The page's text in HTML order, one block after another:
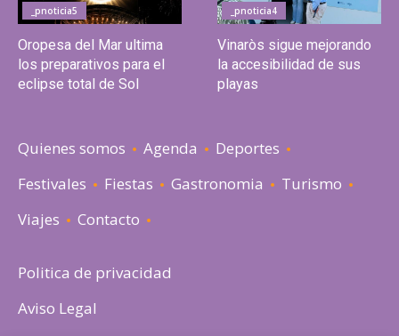
_pnoticia5
Oropesa del Mar ultima
los preparativos para el
eclipse total de Sol
_pnoticia4
Vinaròs sigue mejorando
la accesibilidad de sus
playas
Quienes somos Agenda
Deportes
Festivales
Fiestas Gastronomia
Turismo
Viajes
Contacto
Politica de privacidad
Aviso Legal